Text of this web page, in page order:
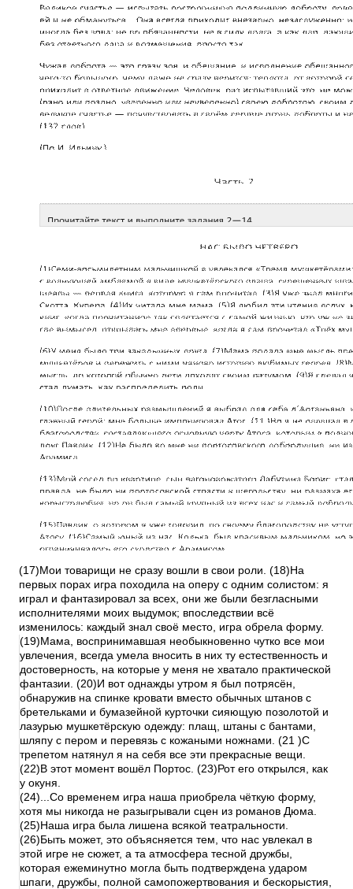
(17)Мои товарищи не сразу вошли в свои роли. (18)На
первых порах игра походила на оперу с одним солистом: я
играл и фантазировал за всех, они же были безгласными
исполнителями моих выдумок; впоследствии всё
изменилось: каждый знал своё место, игра обрела форму.
(19)Мама, воспринимавшая необыкновенно чутко все мои
увлечения, всегда умела вносить в них ту естественность и
достоверность, на которые у меня не хватало практической
фантазии. (20)И вот однажды утром я был потрясён,
обнаружив на спинке кровати вместо обычных штанов с
бретельками и бумазейной курточки сияющую позолотой и
лазурью мушкетёрскую одежду: плащ, штаны с бантами,
шляпу с пером и перевязь с кожаными ножнами. (21 )С
трепетом натянул я на себя все эти прекрасные вещи.
(22)В этот момент вошёл Портос. (23)Рот его открылся, как
у окуня.
(24)...Со временем игра наша приобрела чёткую форму,
хотя мы никогда не разыгрывали сцен из романов Дюма.
(25)Наша игра была лишена всякой театральности.
(26)Быть может, это объясняется тем, что нас увлекал в
этой игре не сюжет, а та атмосфера тесной дружбы,
которая ежеминутно могла быть подтверждена ударом
шпаги, дружбы, полной самопожертвования и бескорыстия,